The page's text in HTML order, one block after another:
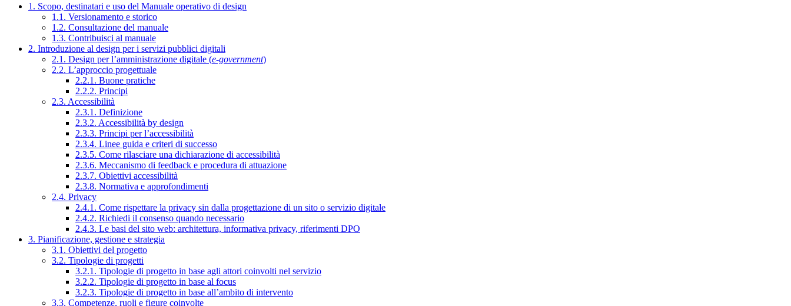
1. Scopo, destinatari e uso del Manuale operativo di design
1.1. Versionamento e storico
1.2. Consultazione del manuale
1.3. Contribuisci al manuale
2. Introduzione al design per i servizi pubblici digitali
2.1. Design per l’amministrazione digitale (e-government)
2.2. L’approccio progettuale
2.2.1. Buone pratiche
2.2.2. Principi
2.3. Accessibilità
2.3.1. Definizione
2.3.2. Accessibilità by design
2.3.3. Principi per l’accessibilità
2.3.4. Linee guida e criteri di successo
2.3.5. Come rilasciare una dichiarazione di accessibilità
2.3.6. Meccanismo di feedback e procedura di attuazione
2.3.7. Obiettivi accessibilità
2.3.8. Normativa e approfondimenti
2.4. Privacy
2.4.1. Come rispettare la privacy sin dalla progettazione di un sito o servizio digitale
2.4.2. Richiedi il consenso quando necessario
2.4.3. Le basi del sito web: architettura, informativa privacy, riferimenti DPO
3. Pianificazione, gestione e strategia
3.1. Obiettivi del progetto
3.2. Tipologie di progetti
3.2.1. Tipologie di progetto in base agli attori coinvolti nel servizio
3.2.2. Tipologie di progetto in base al focus
3.2.3. Tipologie di progetto in base all’ambito di intervento
3.3. Competenze, ruoli e figure coinvolte